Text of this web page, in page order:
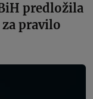
predložila
pravilo